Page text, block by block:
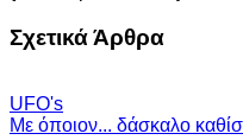
Σχετικά Άρθρα
UFO's
Με όποιον... δάσκαλο